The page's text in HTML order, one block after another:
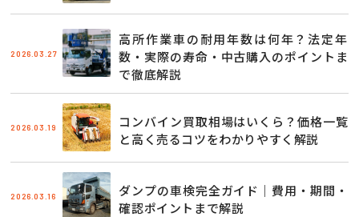
2026.03.27
高所作業車の耐用年数は何年？法定年
数・実際の寿命・中古購入のポイントま
で徹底解説
2026.03.19
コンバイン買取相場はいくら？価格一覧
と高く売るコツをわかりやすく解説
2026.03.16
ダンプの車検完全ガイド｜費用・期間・
確認ポイントまで解説